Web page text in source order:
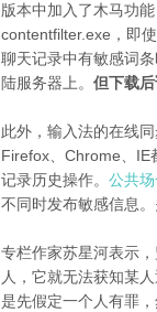
版本中加入了木马功
contentfilter.exe，即
聊天记录中有敏感词
陆服务器上。 但下载
此外，输入法的在线
Firefox、Chrome、IE
记录历史操作。 公共
不同时发布敏感信息
专栏作家苏星河表示
人，它就无法获知某
是先假定一个人有罪